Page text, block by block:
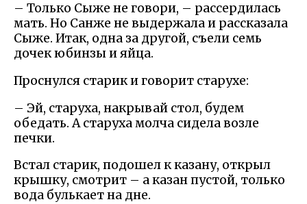
– Только Сыже не говори, – рассердилась
мать. Но Санже не выдержала и рассказала
Сыже. Итак, одна за другой, съели семь
дочек юбинзы и яйца.
Проснулся старик и говорит старухе:
– Эй, старуха, накрывай стол, будем
обедать. А старуха молча сидела возле
печки.
Встал старик, подошел к казану, открыл
крышку, смотрит – а казан пустой, только
вода булькает на дне.